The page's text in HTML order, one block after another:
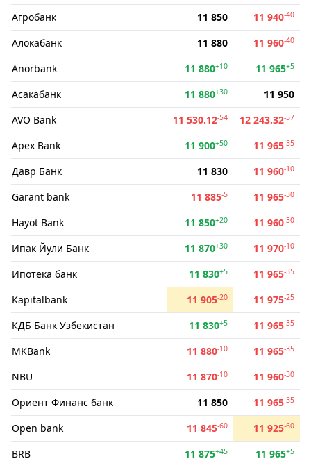
Агробанк 11 850 11 940-40
Алокабанк 11 880 11 960-40
Anorbank 11 880+10 11 965+5
Асакабанк 11 880+30
11 950
AVO Bank
11 530.12-54 12 243.32-57
Apex Bank 11 900+50 11 965-35
Давр Банк 11 830 11 960-10
Garant bank 11 885-5 11 965-30
Hayot Bank 11 850+20 11 960-30
Ипак Йули Банк 11 870+30 11 970-10
Ипотека банк 11 830+5 11 965-35
Kapitalbank 11 905-20 11 975-25
КДБ Банк Узбекистан 11 830+5 11 965-35
MKBank 11 880-10 11 965-35
NBU 11 870-10 11 960-30
Ориент Финанс банк 11 850 11 965-35
Open bank 11 845-60 11 925-60
BRB 11 875+45 11 965+5